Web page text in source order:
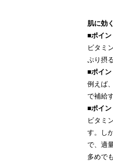
肌に効
■ポイン
ビタミ
ぷり摂
■ポイン
例えば
で補給
■ポイン
ビタミ
す。し
で、適
多めで